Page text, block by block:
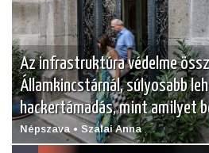
Az infrastruktúra védelme
Államkincstárnál, súlyosabb
hackertámadás, mint amilyet
Népszava • Szalai Anna